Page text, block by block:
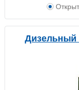
Дизельный